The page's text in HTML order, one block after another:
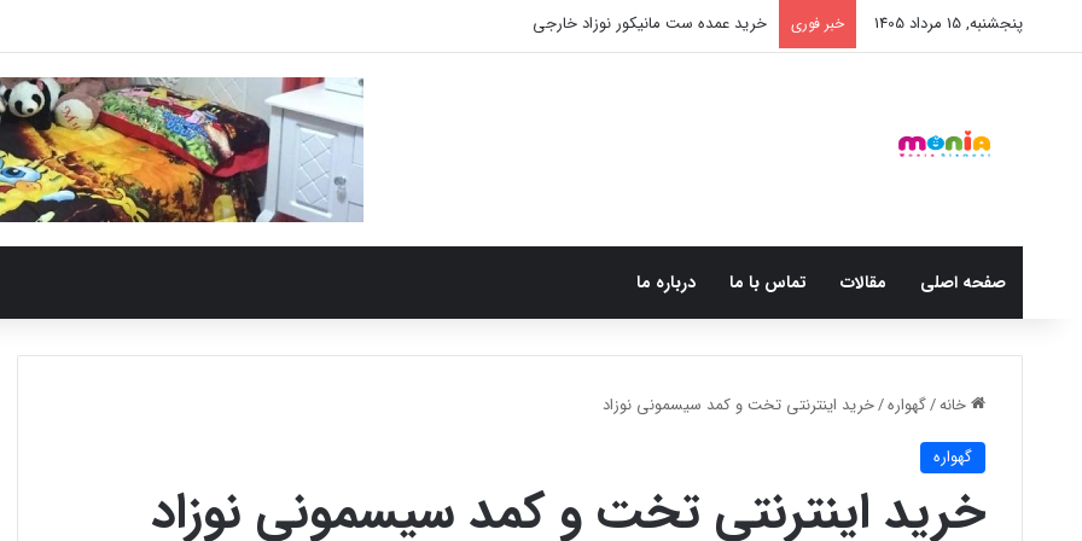
پنجشنبه, 15 مرداد 1405 خبر فوری خرید عمده ست مانیکور نوزاد خارجی
صفحه اصلی مقالات تماس با ما درباره ما
خانه/گهواره/خرید اینترنتی تخت و کمد سیسمونی نوزاد
گهواره
خرید اینترنتی تخت و کمد سیسمونی نوزاد